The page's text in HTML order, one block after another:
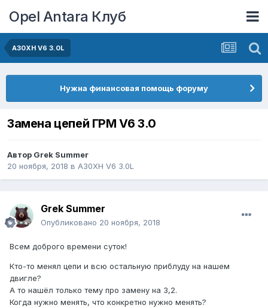
Opel Antara Клуб
A30XH V6 3.0L
Нужна финансовая помощь форуму
Замена цепей ГРМ V6 3.0
Автор Grek Summer
20 ноября, 2018 в A30XH V6 3.0L
Grek Summer
Опубликовано 20 ноября, 2018
Всем доброго времени суток!
Кто-то менял цепи и всю остальную приблуду на нашем
двигле?
А то нашёл только тему про замену на 3,2.
Когда нужно менять, что конкретно нужно менять?